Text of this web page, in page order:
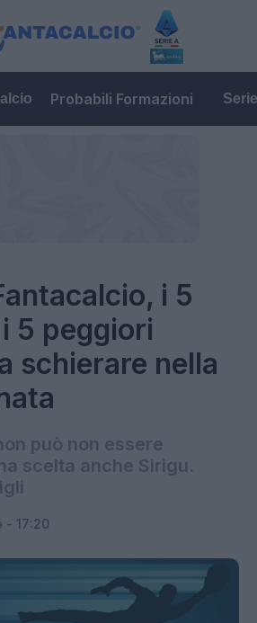
Probabili Formazioni
i 5
5 peggiori
schierare nella
può non essere
scelta anche Sirigu.
- 17:20